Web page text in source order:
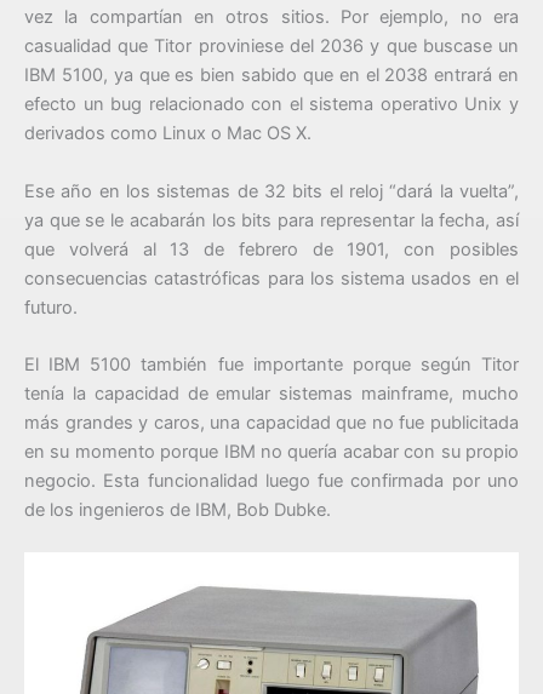
vez la compartían en otros sitios. Por ejemplo, no era
casualidad que Titor proviniese del 2036 y que buscase un
IBM 5100, ya que es bien sabido que en el 2038 entrará en
efecto un bug relacionado con el sistema operativo Unix y
derivados como Linux o Mac OS X.
Ese año en los sistemas de 32 bits el reloj “dará la vuelta”,
ya que se le acabarán los bits para representar la fecha, así
que volverá al 13 de febrero de 1901, con posibles
consecuencias catastróficas para los sistema usados en el
futuro.
El IBM 5100 también fue importante porque según Titor
tenía la capacidad de emular sistemas mainframe, mucho
más grandes y caros, una capacidad que no fue publicitada
en su momento porque IBM no quería acabar con su propio
negocio. Esta funcionalidad luego fue confirmada por uno
de los ingenieros de IBM, Bob Dubke.